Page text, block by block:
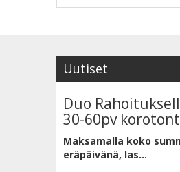
Uutiset
Duo
30-60pv
Maksamalla koko
eräpäivänä, las...